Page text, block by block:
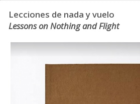
Lecciones de nada y vuelo
Lessons on Nothing and Flight